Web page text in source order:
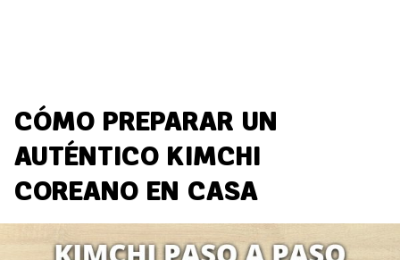
CÓMO PREPARAR UN
AUTÉNTICO KIMCHI
COREANO EN CASA